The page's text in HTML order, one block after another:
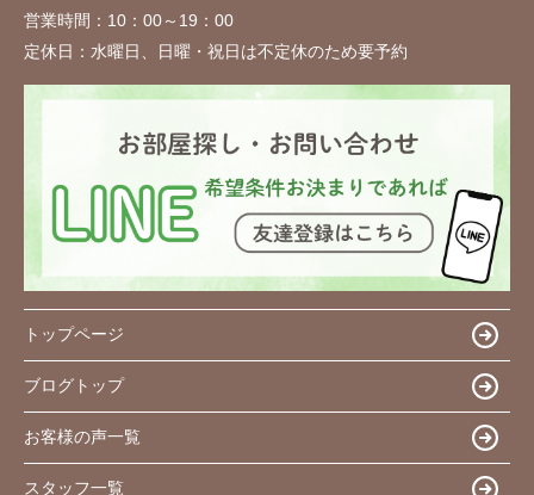
営業時間： 10：00～19：00
定休日： 水曜日、日曜・祝日は不定休のため要予約
トップページ
ブログトップ
お客様の声一覧
スタッフ一覧